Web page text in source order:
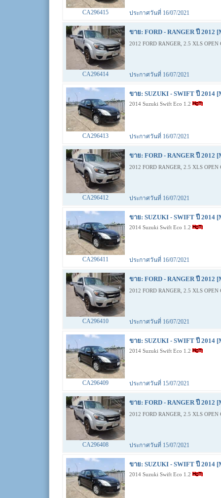
CA296415 ประกาศวันที่ 16/07/2021
ขาย: FORD - RANGER ปี 2012
2012 FORD RANGER, 2.5 XLS
CA296414 ประกาศวันที่ 16/07/2021
ขาย: SUZUKI - SWIFT ปี 2014
2014 Suzuki Swift Eco 1.2
CA296413 ประกาศวันที่ 16/07/2021
ขาย: FORD - RANGER ปี 2012
2012 FORD RANGER, 2.5 XLS
CA296412 ประกาศวันที่ 16/07/2021
ขาย: SUZUKI - SWIFT ปี 2014
2014 Suzuki Swift Eco 1.2
CA296411 ประกาศวันที่ 16/07/2021
ขาย: FORD - RANGER ปี 2012
2012 FORD RANGER, 2.5 XLS
CA296410 ประกาศวันที่ 16/07/2021
ขาย: SUZUKI - SWIFT ปี 2014
2014 Suzuki Swift Eco 1.2
CA296409 ประกาศวันที่ 15/07/2021
ขาย: FORD - RANGER ปี 2012
2012 FORD RANGER, 2.5 XLS
CA296408 ประกาศวันที่ 15/07/2021
ขาย: SUZUKI - SWIFT ปี 2014
2014 Suzuki Swift Eco 1.2